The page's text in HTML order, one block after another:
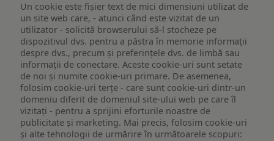
Un cookie este fişier text de mici dimensiuni utilizat de
un site web care, - atunci când este vizitat de un
utilizator - solicită browserului să-l stocheze pe
dispozitivul dvs. pentru a păstra în memorie informații
despre dvs., precum și preferințele dvs. de limbă sau
informații de conectare. Aceste cookie-uri sunt setate
de noi și numite cookie-uri primare. De asemenea,
folosim cookie-uri terțe - care sunt cookie-uri dintr-un
domeniu diferit de domeniul site-ului web pe care îl
vizitați - pentru a sprijini eforturile noastre de
publicitate și marketing. Mai precis, folosim cookie-uri
și alte tehnologii de urmărire în următoarele scopuri: